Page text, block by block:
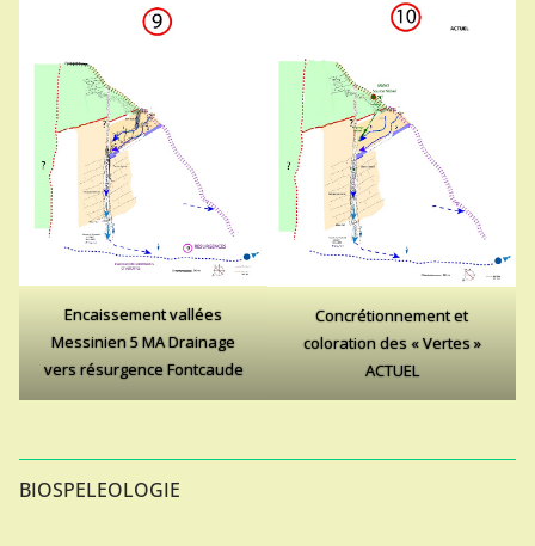
Encaissement vallées
Messinien 5 MA Drainage
vers résurgence Fontcaude
Concrétionnement et
coloration des « Vertes »
ACTUEL
BIOSPELEOLOGIE